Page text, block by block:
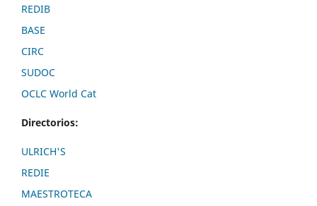
REDIB
BASE
CIRC
SUDOC
OCLC World Cat
Directorios:
ULRICH'S
REDIE
MAESTROTECA